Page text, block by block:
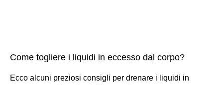
Come togliere i liquidi in eccesso dal corpo?
Ecco alcuni preziosi consigli per drenare i liquidi in